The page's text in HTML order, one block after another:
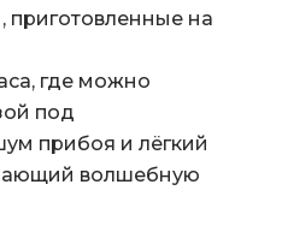
приготовленные на
где можно
под
прибоя и лёгкий
волшебную